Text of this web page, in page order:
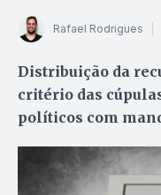
Rafael Rodrigues
Distribuição da
critério das
políticos com